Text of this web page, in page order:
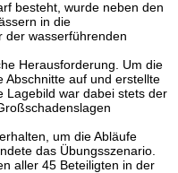
besteht, wurde neben den
in die
der wasserführenden
Herausforderung. Um die
Abschnitte auf und erstellte
Lagebild war dabei stets der
um die Abläufe
das Übungsszenario.
aller 45 Beteiligten in der